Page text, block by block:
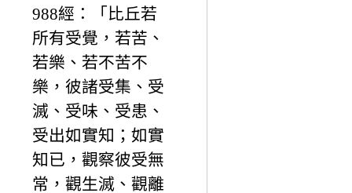
988經：「比丘若
所有受覺，若苦、
若樂、若不苦不
樂，彼諸受集、受
滅、受味、受患、
受出如實知；如實
知已，觀察彼受無
常，觀生滅、觀離